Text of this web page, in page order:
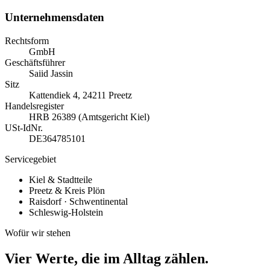
Unternehmensdaten
Rechtsform
GmbH
Geschäftsführer
Saiid Jassin
Sitz
Kattendiek 4, 24211 Preetz
Handelsregister
HRB 26389 (Amtsgericht Kiel)
USt-IdNr.
DE364785101
Servicegebiet
Kiel & Stadtteile
Preetz & Kreis Plön
Raisdorf · Schwentinental
Schleswig-Holstein
Wofür wir stehen
Vier Werte, die im Alltag zählen.